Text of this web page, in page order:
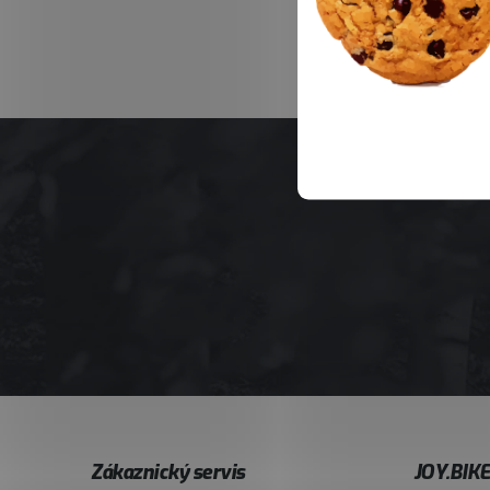
Zákaznický servis JOY.BIKE